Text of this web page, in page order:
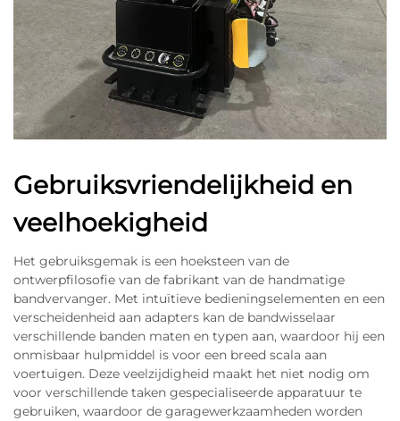
Gebruiksvriendelijkheid en
veelhoekigheid
Het gebruiksgemak is een hoeksteen van de
ontwerpfilosofie van de fabrikant van de handmatige
bandvervanger. Met intuïtieve bedieningselementen en een
verscheidenheid aan adapters kan de bandwisselaar
verschillende banden maten en typen aan, waardoor hij een
onmisbaar hulpmiddel is voor een breed scala aan
voertuigen. Deze veelzijdigheid maakt het niet nodig om
voor verschillende taken gespecialiseerde apparatuur te
gebruiken, waardoor de garagewerkzaamheden worden